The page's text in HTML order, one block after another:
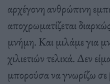
αρχέγονη ανθρώπινη
αποχρωματίζεται
μνήμη. Και μιλάμε για
χιλιετιών τελικά. Δεν
μπορούσα να γνωρίζω σε